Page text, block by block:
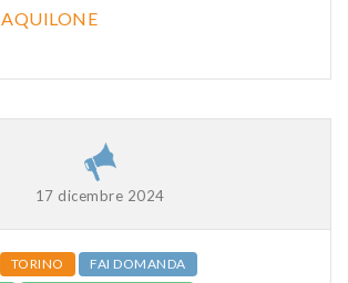
AQUILONE
17 dicembre 2024
TORINO
FAI DOMANDA